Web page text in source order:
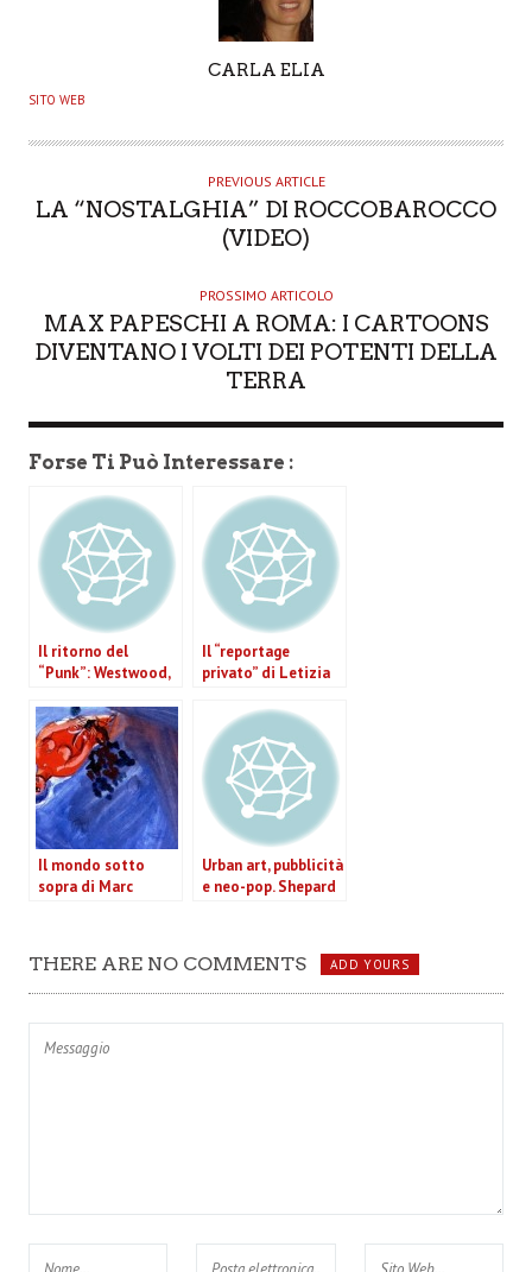
U
H
R
CARLA ELIA
SITO WEB
PREVIOUS ARTICLE
LA “NOSTALGHIA” DI ROCCOBAROCCO
(VIDEO)
PROSSIMO ARTICOLO
MAX PAPESCHI A ROMA: I CARTOONS
DIVENTANO I VOLTI DEI POTENTI DELLA
TERRA
Forse Ti Può Interessare :
Il ritorno del
“Punk”: Westwood,
Pistols e molti altri
in mostra a Roma
Il “reportage
privato” di Letizia
a Roma
Il mondo sotto
sopra di Marc
Urban art, pubblicità
e neo-pop. Shepard
THERE ARE NO COMMENTS ADD YOURS